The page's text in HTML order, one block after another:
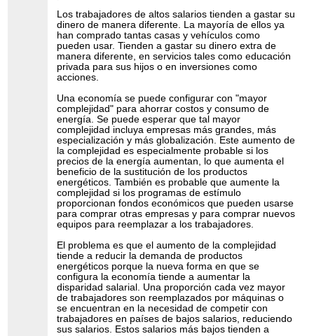
Los trabajadores de altos salarios tienden a gastar su
dinero de manera diferente. La mayoría de ellos ya
han comprado tantas casas y vehículos como
pueden usar. Tienden a gastar su dinero extra de
manera diferente, en servicios tales como educación
privada para sus hijos o en inversiones como
acciones.
Una economía se puede configurar con "mayor
complejidad" para ahorrar costos y consumo de
energía. Se puede esperar que tal mayor
complejidad incluya empresas más grandes, más
especialización y más globalización. Este aumento de
la complejidad es especialmente probable si los
precios de la energía aumentan, lo que aumenta el
beneficio de la sustitución de los productos
energéticos. También es probable que aumente la
complejidad si los programas de estímulo
proporcionan fondos económicos que pueden usarse
para comprar otras empresas y para comprar nuevos
equipos para reemplazar a los trabajadores.
El problema es que el aumento de la complejidad
tiende a reducir la demanda de productos
energéticos porque la nueva forma en que se
configura la economía tiende a aumentar la
disparidad salarial. Una proporción cada vez mayor
de trabajadores son reemplazados por máquinas o
se encuentran en la necesidad de competir con
trabajadores en países de bajos salarios, reduciendo
sus salarios. Estos salarios más bajos tienden a